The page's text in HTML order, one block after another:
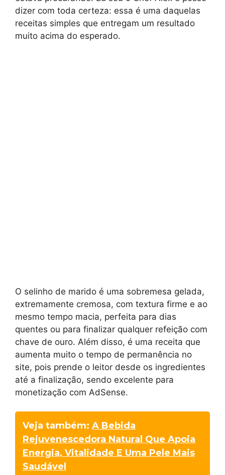
dizer com toda certeza: essa é uma daquelas
receitas simples que entregam um resultado
muito acima do esperado.
O selinho de marido é uma sobremesa gelada,
extremamente cremosa, com textura firme e ao
mesmo tempo macia, perfeita para dias
quentes ou para finalizar qualquer refeição com
chave de ouro. Além disso, é uma receita que
aumenta muito o tempo de permanência no
site, pois prende o leitor desde os ingredientes
até a finalização, sendo excelente para
monetização com AdSense.
Veja também: A Bebida
Rejuvenescedora Natural Que Apoia
Energia, Vitalidade E Uma Pele Mais
Saudável